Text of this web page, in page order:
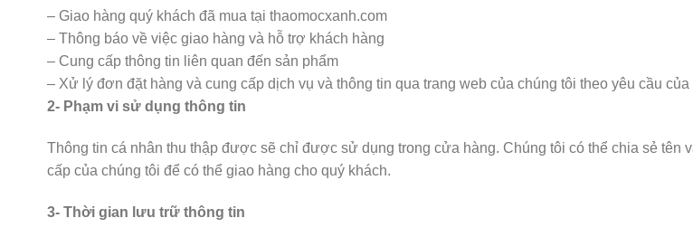
– Giao hàng quý khách đã mua tại thaomocxanh.com
– Thông báo về việc giao hàng và hỗ trợ khách hàng
– Cung cấp thông tin liên quan đến sản phẩm
– Xử lý đơn đặt hàng và cung cấp dịch vụ và thông tin qua trang web của chúng tôi theo yêu cầu của
2- Phạm vi sử dụng thông tin
Thông tin cá nhân thu thập được sẽ chỉ được sử dụng trong cửa hàng. Chúng tôi có thể chia sẻ tên
cấp của chúng tôi để có thể giao hàng cho quý khách.
3- Thời gian lưu trữ thông tin